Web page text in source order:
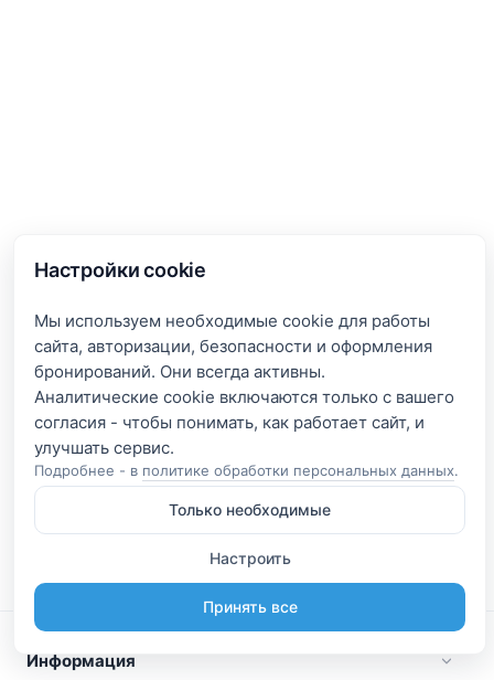
Настройки cookie
Мы используем необходимые cookie для работы
сайта, авторизации, безопасности и оформления
бронирований. Они всегда активны.
Аналитические cookie включаются только с вашего
согласия - чтобы понимать, как работает сайт, и
Подробнее - в политике обработки персональных данных.
Только необходимые
Настроить
Принять все
Информация